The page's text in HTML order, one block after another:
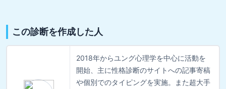
この診断を作成した人
2018年からユング心理学を中心に活動を
開始、主に性格診断のサイトへの記事寄稿
や個別でのタイピングを実施。また超大手